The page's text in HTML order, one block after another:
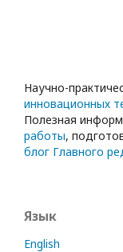
Научно-
инновационных
Полезная
работы,
блог Главного
Язык
English